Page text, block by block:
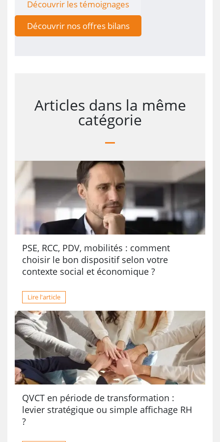
Découvrir les témoignages
Découvrir nos offres bilans
Articles dans la même
catégorie
PSE, RCC, PDV, mobilités : comment
choisir le bon dispositif selon votre
contexte social et économique ?
Lire l'article
QVCT en période de transformation :
levier stratégique ou simple affichage RH
?